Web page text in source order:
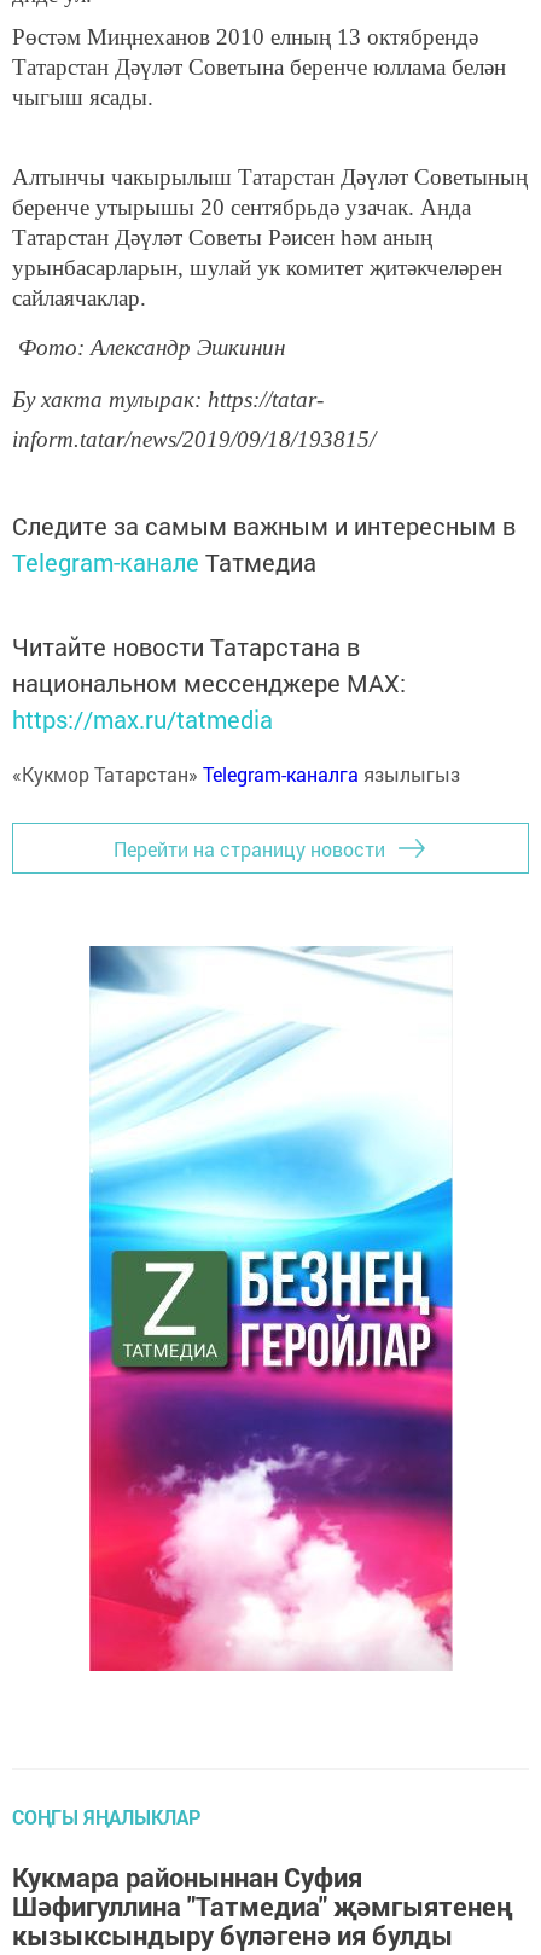
Рөстәм Миңнеханов 2010 елның 13 октябрендә
Татарстан Дәүләт Советына беренче юллама белән
чыгыш ясады.
Алтынчы чакырылыш Татарстан Дәүләт Советының
беренче утырышы 20 сентябрьдә узачак. Анда
Татарстан Дәүләт Советы Рәисен һәм аның
урынбасарларын, шулай ук комитет җитәкчеләрен
сайлаячаклар.
Фото: Александр Эшкинин
Бу хакта тулырак: https://tatar-
inform.tatar/news/2019/09/18/193815/
Следите за самым важным и интересным в
Telegram-канале Татмедиа
Читайте новости Татарстана в
национальном мессенджере MАХ:
https://max.ru/tatmedia
«Кукмор Татарстан» Telegram-каналга язылыгыз
Перейти на страницу новости
СОҢГЫ ЯҢАЛЫКЛАР
Кукмара районыннан Суфия
Шәфигуллина "Татмедиа" җәмгыятенең
кызыксындыру бүләгенә ия булды